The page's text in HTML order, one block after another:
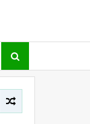
නොවීම ගැන ක්‍රීඩා